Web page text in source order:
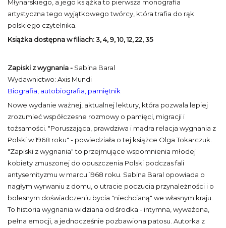
Młynarskiego, a jego książka to pierwsza monografia
artystyczna tego wyjątkowego twórcy, która trafia do rąk
polskiego czytelnika.
Książka dostępna w filiach: 3, 4, 9, 10, 12, 22, 35
Zapiski z wygnania - Sabina Baral
Wydawnictwo: Axis Mundi
Biografia, autobiografia, pamiętnik
Nowe wydanie ważnej, aktualnej lektury, która pozwala lepiej
zrozumieć współczesne rozmowy o pamięci, migracji i
tożsamości. "Poruszająca, prawdziwa i mądra relacja wygnania z
Polski w 1968 roku" - powiedziała o tej książce Olga Tokarczuk.
"Zapiski z wygnania" to przejmujące wspomnienia młodej
kobiety zmuszonej do opuszczenia Polski podczas fali
antysemityzmu w marcu 1968 roku. Sabina Baral opowiada o
nagłym wyrwaniu z domu, o utracie poczucia przynależności i o
bolesnym doświadczeniu bycia "niechcianą" we własnym kraju.
To historia wygnania widziana od środka - intymna, wyważona,
pełna emocji, a jednocześnie pozbawiona patosu. Autorka z